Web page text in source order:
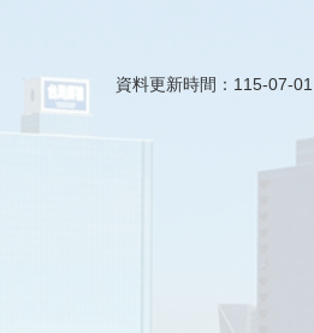
資料更新時間：115-07-